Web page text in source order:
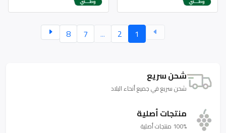
1
2
...
7
8
شحن سريع
شحن سريع في جميع أنحاء البلاد
منتجات أصلية
100% منتجات أصلية